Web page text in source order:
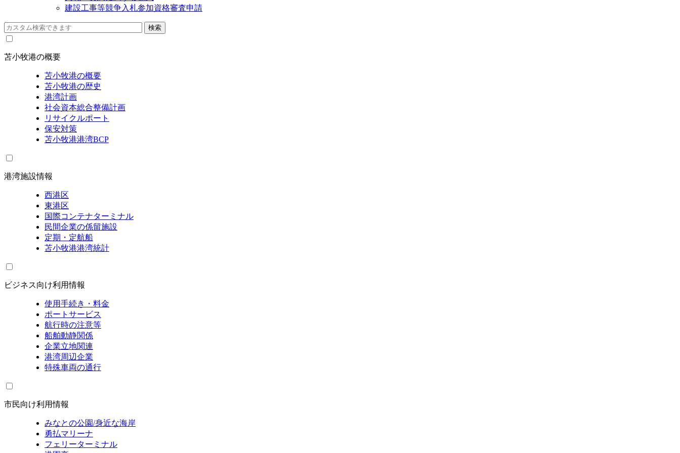
建設工事等競争入札参加資格審査申請
苫小牧港の概要
苫小牧港の概要
苫小牧港の歴史
港湾計画
社会資本総合整備計画
リサイクルポート
保安対策
苫小牧港港湾BCP
港湾施設情報
西港区
東港区
国際コンテナターミナル
民間企業の係留施設
定期・定航船
苫小牧港港湾統計
ビジネス向け利用情報
使用手続き・料金
ポートサービス
航行時の注意等
船舶動静関係
企業立地関連
港湾周辺企業
特殊車両の通行
市民向け利用情報
みなとの公園/身近な海岸
勇払マリーナ
フェリーターミナル